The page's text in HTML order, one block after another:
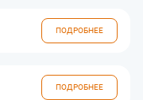
ПОДРОБНЕЕ
ПОДРОБНЕЕ